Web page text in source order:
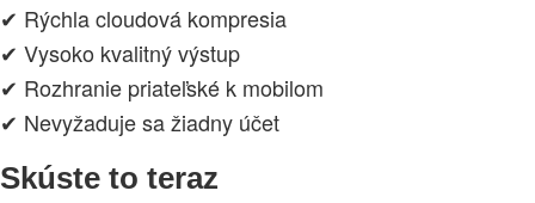
✔ Rýchla cloudová kompresia
✔ Vysoko kvalitný výstup
✔ Rozhranie priateľské k mobilom
✔ Nevyžaduje sa žiadny účet
Skúste to teraz